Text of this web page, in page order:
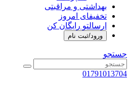
بهداشتی و مراقبتی
تخفیفای امروز
ارسالتو رایگان کن
ورود/ثبت نام
جستجو
01791013704